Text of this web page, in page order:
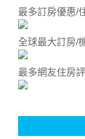
最多訂房優惠/
全球最大訂房/
最多網友住房